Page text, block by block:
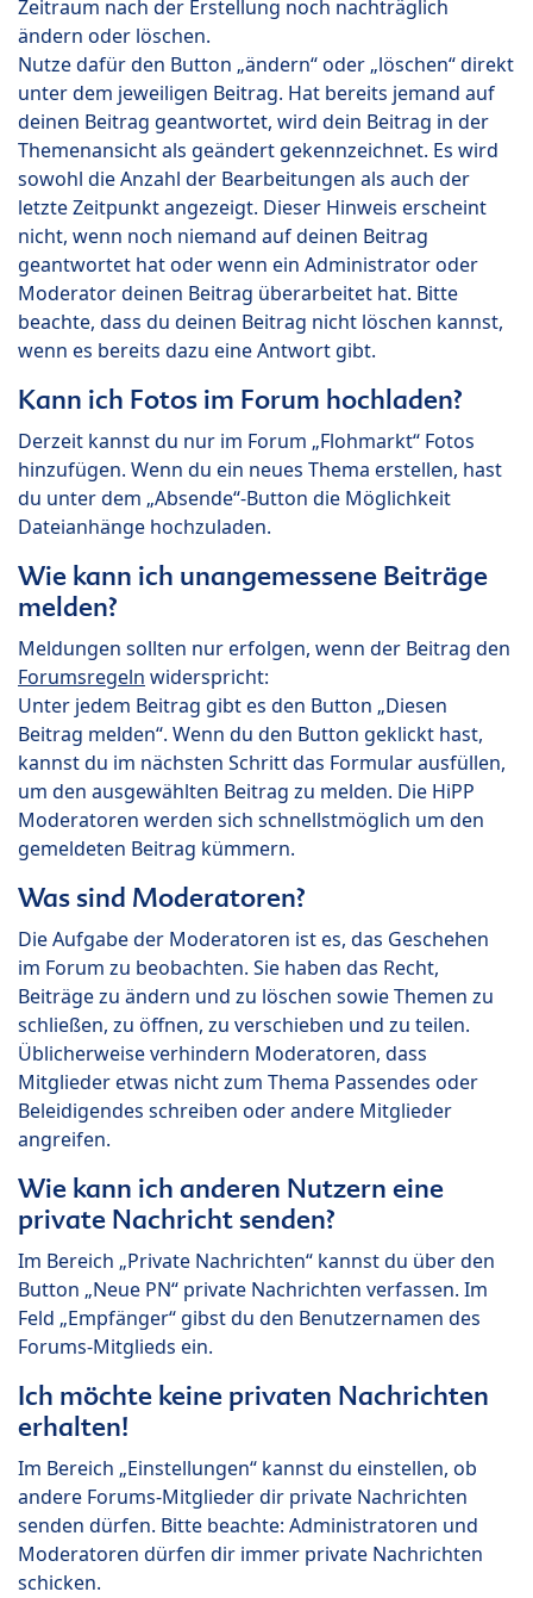
Zeitraum nach der Erstellung noch nachträglich
ändern oder löschen.
Nutze dafür den Button „ändern“ oder „löschen“ direkt
unter dem jeweiligen Beitrag. Hat bereits jemand auf
deinen Beitrag geantwortet, wird dein Beitrag in der
Themenansicht als geändert gekennzeichnet. Es wird
sowohl die Anzahl der Bearbeitungen als auch der
letzte Zeitpunkt angezeigt. Dieser Hinweis erscheint
nicht, wenn noch niemand auf deinen Beitrag
geantwortet hat oder wenn ein Administrator oder
Moderator deinen Beitrag überarbeitet hat. Bitte
beachte, dass du deinen Beitrag nicht löschen kannst,
wenn es bereits dazu eine Antwort gibt.
Kann ich Fotos im Forum hochladen?
Derzeit kannst du nur im Forum „Flohmarkt“ Fotos
hinzufügen. Wenn du ein neues Thema erstellen, hast
du unter dem „Absende“-Button die Möglichkeit
Dateianhänge hochzuladen.
Wie kann ich unangemessene Beiträge
melden?
Meldungen sollten nur erfolgen, wenn der Beitrag den
Forumsregeln widerspricht:
Unter jedem Beitrag gibt es den Button „Diesen
Beitrag melden“. Wenn du den Button geklickt hast,
kannst du im nächsten Schritt das Formular ausfüllen,
um den ausgewählten Beitrag zu melden. Die HiPP
Moderatoren werden sich schnellstmöglich um den
gemeldeten Beitrag kümmern.
Was sind Moderatoren?
Die Aufgabe der Moderatoren ist es, das Geschehen
im Forum zu beobachten. Sie haben das Recht,
Beiträge zu ändern und zu löschen sowie Themen zu
schließen, zu öffnen, zu verschieben und zu teilen.
Üblicherweise verhindern Moderatoren, dass
Mitglieder etwas nicht zum Thema Passendes oder
Beleidigendes schreiben oder andere Mitglieder
angreifen.
Wie kann ich anderen Nutzern eine
private Nachricht senden?
Im Bereich „Private Nachrichten“ kannst du über den
Button „Neue PN“ private Nachrichten verfassen. Im
Feld „Empfänger“ gibst du den Benutzernamen des
Forums-Mitglieds ein.
Ich möchte keine privaten Nachrichten
erhalten!
Im Bereich „Einstellungen“ kannst du einstellen, ob
andere Forums-Mitglieder dir private Nachrichten
senden dürfen. Bitte beachte: Administratoren und
Moderatoren dürfen dir immer private Nachrichten
schicken.